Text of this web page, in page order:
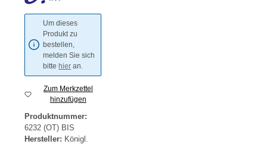
Um dieses
Produkt zu
bestellen,
melden Sie sich
bitte hier an.
Zum Merkzettel
hinzufügen
Produktnummer:
6232 (OT) BIS
Hersteller: Königl.